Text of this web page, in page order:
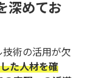
深めてお
術の活用が欠
た人材を確